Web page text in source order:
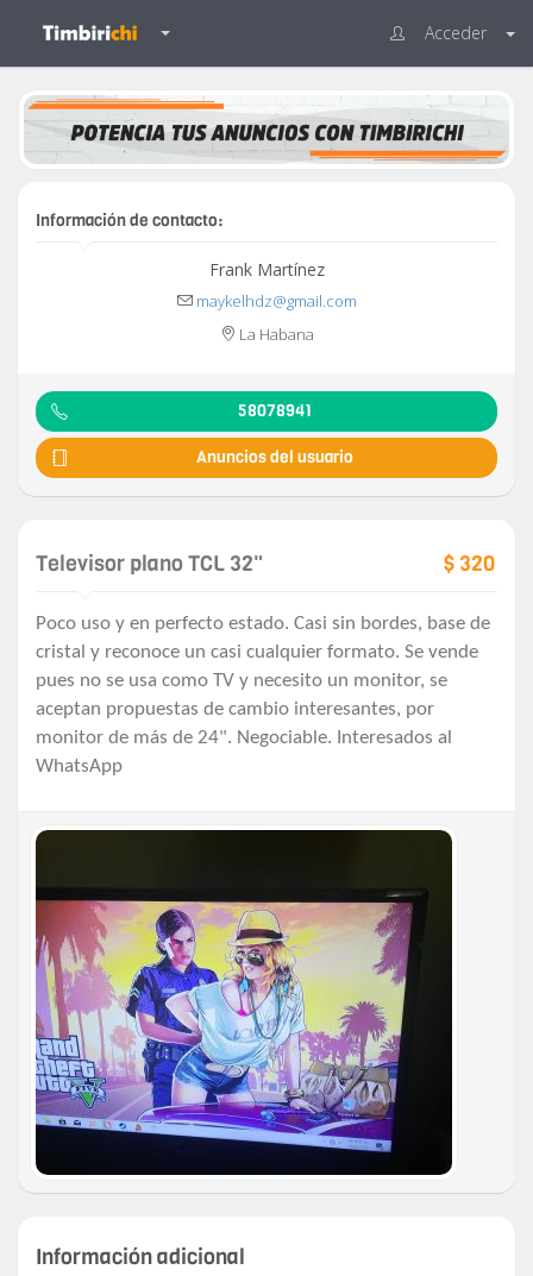
Acceder
Información de contacto:
Frank Martínez
maykelhdz@gmail.com
La Habana
58078941
Anuncios del usuario
Televisor plano TCL 32" $ 320
Poco uso y en perfecto estado. Casi sin bordes, base de
cristal y reconoce un casi cualquier formato. Se vende
pues no se usa como TV y necesito un monitor, se
aceptan propuestas de cambio interesantes, por
monitor de más de 24". Negociable. Interesados al
WhatsApp
Información adicional